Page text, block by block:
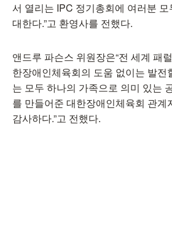
서 열리는 IPC 정기총회에 여러분
대한다.”고 환영사를 전했다.
앤드루 파슨스 위원장은“전 세계 패
한장애인체육회의 도움 없이는 발전
는 모두 하나의 가족으로 의미 있는
를 만들어준 대한장애인체육회 관계
감사하다.”고 전했다.